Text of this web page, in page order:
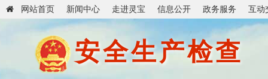
网站首页 新闻中心 走进灵宝 信息公开 政务服务 互动
安全生产检查